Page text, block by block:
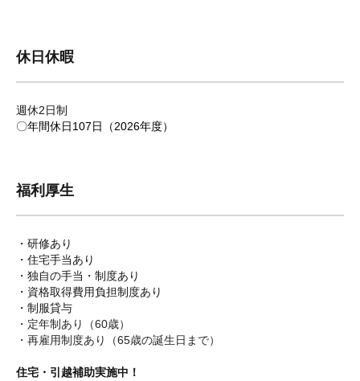
休日休暇
週休2日制
〇年間休日107日（2026年度）
福利厚生
・研修あり
・住宅手当あり
・独自の手当・制度あり
・資格取得費用負担制度あり
・制服貸与
・定年制あり（60歳）
・再雇用制度あり（65歳の誕生日まで）
住宅・引越補助実施中！